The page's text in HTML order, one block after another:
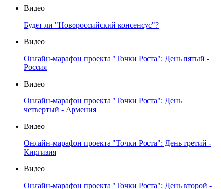
Видео
Будет ли "Новороссийский консенсус"?
Видео
Онлайн-марафон проекта "Точки Роста": День пятый -
Россия
Видео
Онлайн-марафон проекта "Точки Роста": День
четвертый - Армения
Видео
Онлайн-марафон проекта "Точки Роста": День третий -
Киргизия
Видео
Онлайн-марафон проекта "Точки Роста": День второй -